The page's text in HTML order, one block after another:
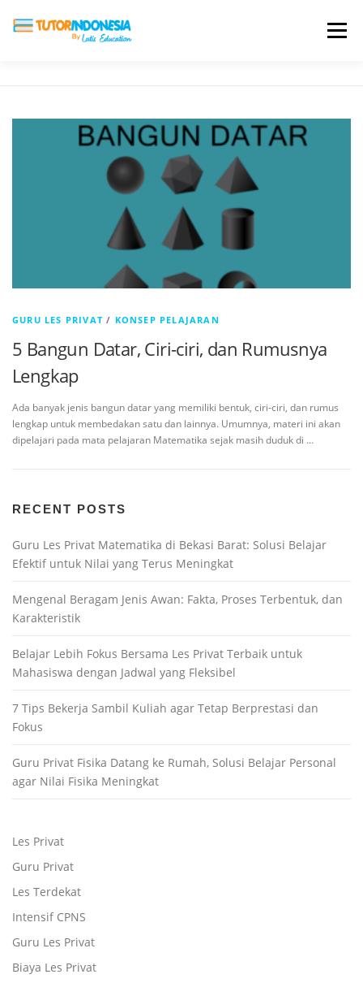
Menu
DAFTAR SEKOLAH
GURU LES PRIVAT / KONSEP PELAJARAN
5 Bangun Datar, Ciri-ciri, dan Rumusnya
Lengkap
Ada banyak jenis bangun datar yang memiliki bentuk, ciri-ciri, dan rumus
lengkap untuk membedakan satu dan lainnya. Umumnya, materi ini akan
dipelajari pada mata pelajaran Matematika sejak masih duduk di …
RECENT POSTS
Guru Les Privat Matematika di Bekasi Barat: Solusi Belajar
Efektif untuk Nilai yang Terus Meningkat
Mengenal Beragam Jenis Awan: Fakta, Proses Terbentuk, dan
Karakteristik
Belajar Lebih Fokus Bersama Les Privat Terbaik untuk
Mahasiswa dengan Jadwal yang Fleksibel
7 Tips Bekerja Sambil Kuliah agar Tetap Berprestasi dan
Fokus
Guru Privat Fisika Datang ke Rumah, Solusi Belajar Personal
agar Nilai Fisika Meningkat
Les Privat
Guru Privat
Les Terdekat
Intensif CPNS
Guru Les Privat
Biaya Les Privat